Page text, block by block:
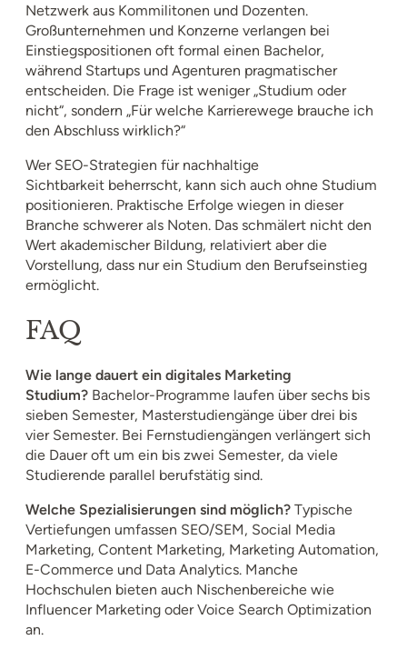
Netzwerk aus Kommilitonen und Dozenten.
Großunternehmen und Konzerne verlangen bei
Einstiegspositionen oft formal einen Bachelor,
während Startups und Agenturen pragmatischer
entscheiden. Die Frage ist weniger „Studium oder
nicht“, sondern „Für welche Karrierewege brauche ich
den Abschluss wirklich?“
Wer SEO-Strategien für nachhaltige
Sichtbarkeit beherrscht, kann sich auch ohne Studium
positionieren. Praktische Erfolge wiegen in dieser
Branche schwerer als Noten. Das schmälert nicht den
Wert akademischer Bildung, relativiert aber die
Vorstellung, dass nur ein Studium den Berufseinstieg
ermöglicht.
FAQ
Wie lange dauert ein digitales Marketing
Studium? Bachelor-Programme laufen über sechs bis
sieben Semester, Masterstudiengänge über drei bis
vier Semester. Bei Fernstudiengängen verlängert sich
die Dauer oft um ein bis zwei Semester, da viele
Studierende parallel berufstätig sind.
Welche Spezialisierungen sind möglich? Typische
Vertiefungen umfassen SEO/SEM, Social Media
Marketing, Content Marketing, Marketing Automation,
E-Commerce und Data Analytics. Manche
Hochschulen bieten auch Nischenbereiche wie
Influencer Marketing oder Voice Search Optimization
an.